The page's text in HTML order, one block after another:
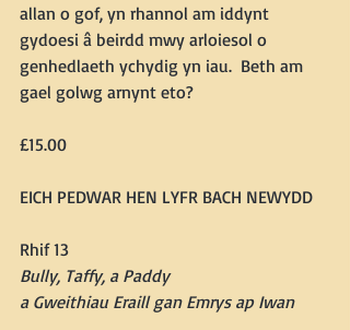
allan o gof, yn rhannol am iddynt
gydoesi â beirdd mwy arloiesol o
genhedlaeth ychydig yn iau.  Beth am
gael golwg arnynt eto?
£15.00
EICH PEDWAR HEN LYFR BACH NEWYDD
Rhif 13
Bully, Taffy, a Paddy
a Gweithiau Eraill gan Emrys ap Iwan